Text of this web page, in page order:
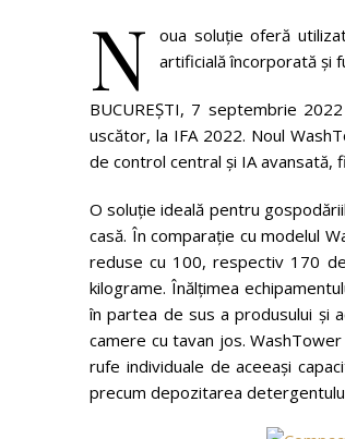
N
oua soluţie oferă
artificială încorporată şi
BUCUREȘTI, 7 septembrie
uscător, la IFA 2022. Noul
de control central şi IA avansată,
O soluţie ideală pentru
casă. În comparaţie cu modelul
reduse cu 100, respectiv 170
kilograme. Înălţimea
în partea de sus a produsului şi
camere cu tavan jos.
rufe individuale de aceeaşi
precum depozitarea